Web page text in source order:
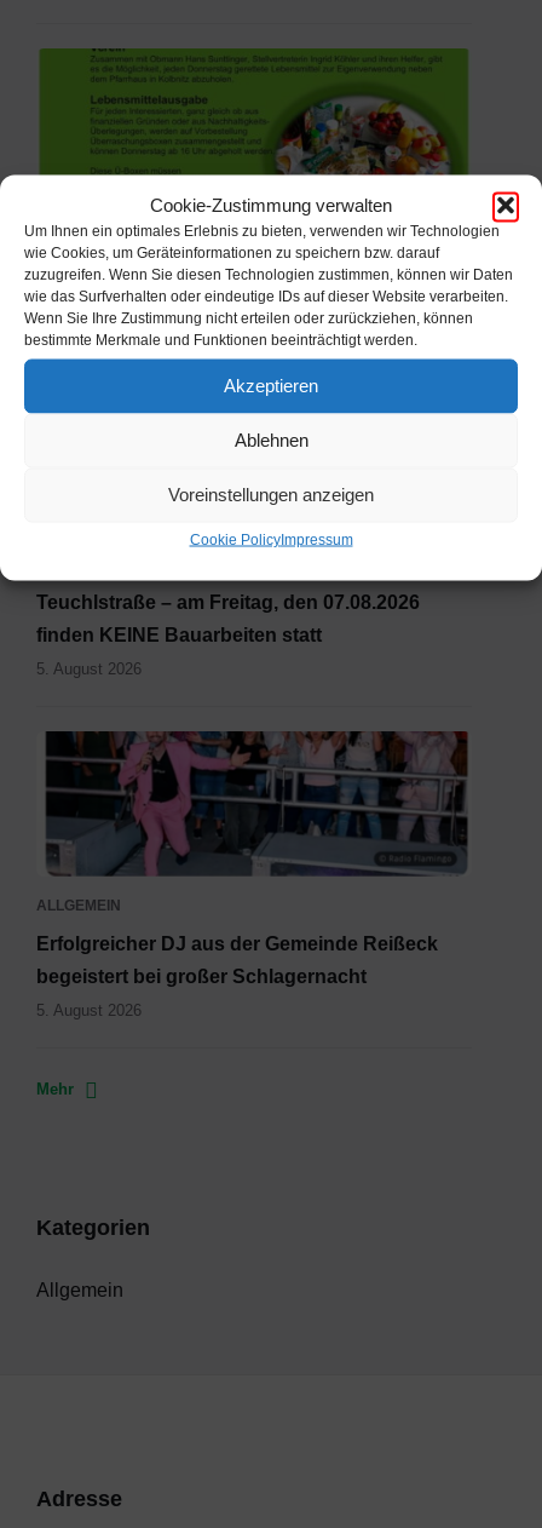
Cookie-Zustimmung verwalten
Um Ihnen ein optimales Erlebnis zu bieten, verwenden wir Technologien
wie Cookies, um Geräteinformationen zu speichern bzw. darauf
zuzugreifen. Wenn Sie diesen Technologien zustimmen, können wir Daten
wie das Surfverhalten oder eindeutige IDs auf dieser Website verarbeiten.
Wenn Sie Ihre Zustimmung nicht erteilen oder zurückziehen, können
bestimmte Merkmale und Funktionen beeinträchtigt werden.
Akzeptieren
Ablehnen
Voreinstellungen anzeigen
Cookie PolicyImpressum
Fair2food
Point.jpg
ALLGEMEIN
Lebensmittelretter Fair2Food Point Mölltal-
Kolbnitz
5. August 2026
Teuchlstraße – am Freitag, den 07.08.2026
finden KEINE Bauarbeiten statt
5. August 2026
Artikel1.png
ALLGEMEIN
Erfolgreicher DJ aus der Gemeinde Reißeck
begeistert bei großer Schlagernacht
5. August 2026
Mehr
Kategorien
Allgemein
Adresse